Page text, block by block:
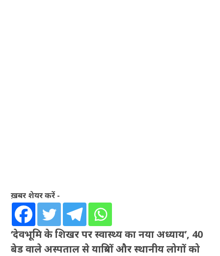
ख़बर शेयर करें -
‘देवभूमि के शिखर पर स्वास्थ्य का नया अध्याय’, 40
बेड वाले अस्पताल से यात्रियों और स्थानीय लोगों को